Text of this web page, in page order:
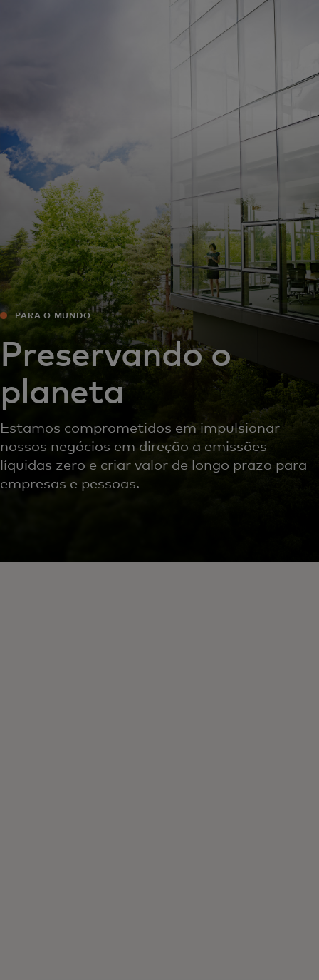
Para inovadores
Notícias e tendências
PARA O MUNDO
Preservando o
planeta
Estamos comprometidos em impulsionar
nossos negócios em direção a emissões
líquidas zero e criar valor de longo prazo para
empresas e pessoas.